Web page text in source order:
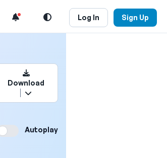
Log In Sign Up
Download
Autoplay